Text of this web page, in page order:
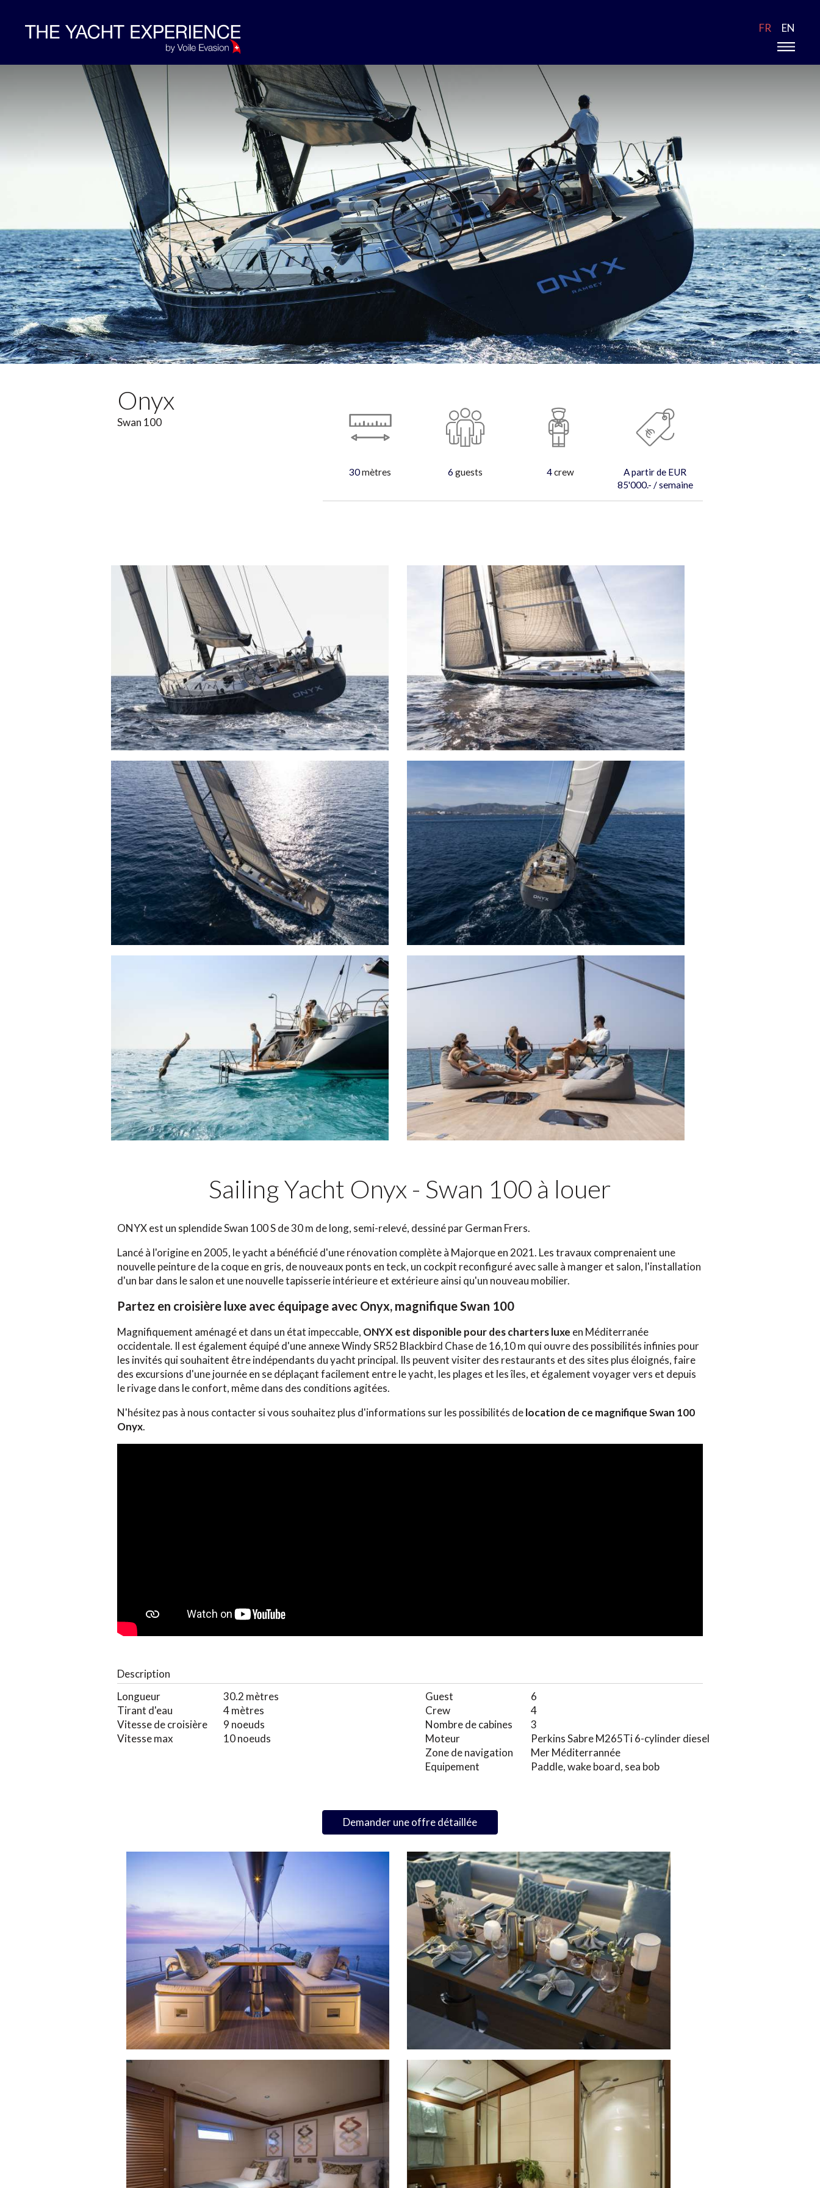
FR EN
Onyx
Swan 100
30mètres 6 guests 4crew
A partir de EUR
85'000.- / semaine
Sailing Yacht Onyx - Swan 100 à louer
ONYX est un splendide Swan 100 S de 30 m de long, semi-relevé, dessiné par German Frers.
Lancé à l'origine en 2005, le yacht a bénéficié d'une rénovation complète à Majorque en 2021. Les travaux comprenaient une
nouvelle peinture de la coque en gris, de nouveaux ponts en teck, un cockpit reconfiguré avec salle à manger et salon, l'installation
d'un bar dans le salon et une nouvelle tapisserie intérieure et extérieure ainsi qu'un nouveau mobilier.
Partez en croisière luxe avec équipage avec Onyx, magnifique Swan 100
Magnifiquement aménagé et dans un état impeccable, ONYX est disponible pour des charters luxe en Méditerranée
occidentale. Il est également équipé d'une annexe Windy SR52 Blackbird Chase de 16,10 m qui ouvre des possibilités infinies pour
les invités qui souhaitent être indépendants du yacht principal. Ils peuvent visiter des restaurants et des sites plus éloignés, faire
des excursions d'une journée en se déplaçant facilement entre le yacht, les plages et les îles, et également voyager vers et depuis
le rivage dans le confort, même dans des conditions agitées.
N'hésitez pas à nous contacter si vous souhaitez plus d'informations sur les possibilités delocation de ce magnifique Swan 100
Onyx.
Description
Longueur
30.2 mètres
Tirant d'eau
4 mètres
Vitesse de croisière
9 noeuds
Vitesse max
10 noeuds
Guest
6
Crew
4
Nombre de cabines
3
Moteur
Perkins Sabre M265Ti 6-cylinder diesel
Zone de navigation
Mer Méditerrannée
Equipement
Paddle, wake board, sea bob
Demander une offre détaillée